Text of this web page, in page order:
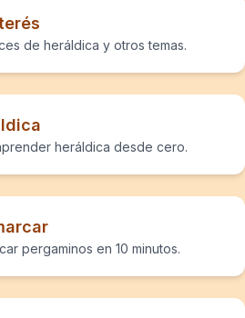
de heráldica y otros temas.
heráldica desde cero.
pergaminos en 10 minutos.